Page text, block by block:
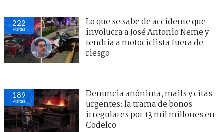
222
visitas
Lo que se sabe de accidente que
involucra a José Antonio Neme y
tendría a motociclista fuera de
riesgo
189
visitas
Denuncia anónima, mails y citas
urgentes: la trama de bonos
irregulares por 13 mil millones en
Codelco